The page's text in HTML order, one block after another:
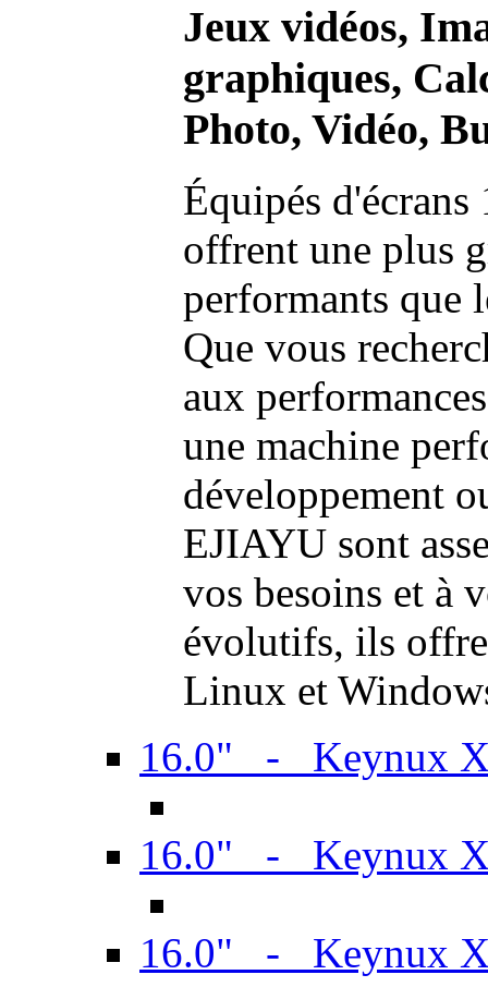
Jeux vidéos,
graphiques,
Photo, Vidéo,
Équipés
offrent une plus
performants que
Que vous
aux
une machine
développement
EJIAYU sont
vos besoins et à
évolutifs, ils
Linux et
16.0" - Keynux
16.0" - Keynux
16.0" - Keynux